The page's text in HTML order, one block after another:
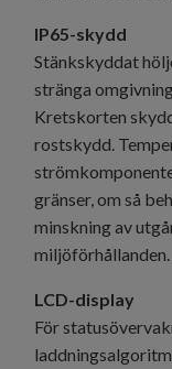
IP65-skydd
Stänkskyddat
stränga
Kretskorten
rostskydd.
gränser, om så
minskning av
miljöförhållanden.
LCD-display
För